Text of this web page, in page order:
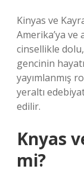
Kinyas ve
Amerika’ya ve
cinsellikle
gencinin
yayımlanmış
yeraltı
edilir.
Knyas
mi?